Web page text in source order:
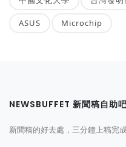
ASUS Microchip
NEWSBUFFET 新聞稿自助
新聞稿的好去處，三分鐘上稿完